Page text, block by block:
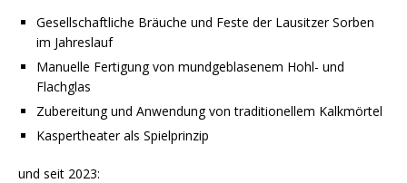
Gesellschaftliche Bräuche und Feste der Lausitzer Sorben
im Jahreslauf
Manuelle Fertigung von mundgeblasenem Hohl- und
Flachglas
Zubereitung und Anwendung von traditionellem Kalkmörtel
Kaspertheater als Spielprinzip
und seit 2023: